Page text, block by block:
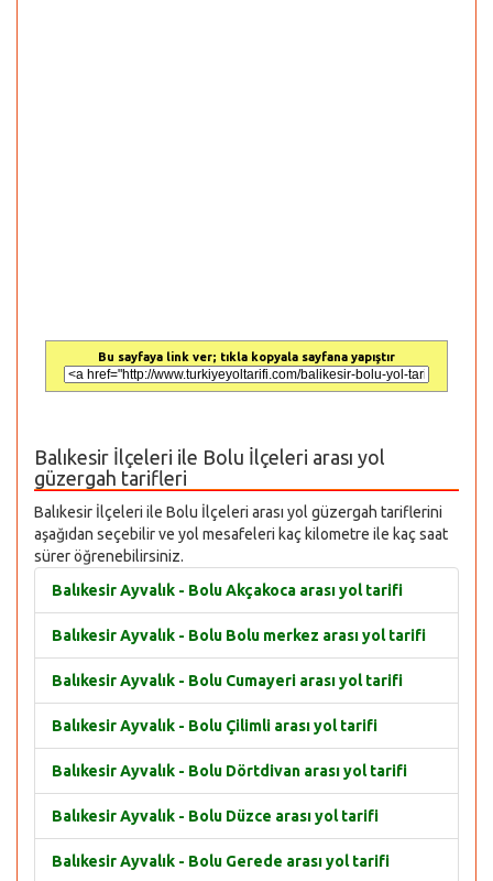
Bu sayfaya link ver; tıkla kopyala sayfana yapıştır
Balıkesir İlçeleri ile Bolu İlçeleri arası yol
güzergah tarifleri
Balıkesir İlçeleri ile Bolu İlçeleri arası yol güzergah tariflerini
aşağıdan seçebilir ve yol mesafeleri kaç kilometre ile kaç saat
sürer öğrenebilirsiniz.
Balıkesir Ayvalık - Bolu Akçakoca arası yol tarifi
Balıkesir Ayvalık - Bolu Bolu merkez arası yol tarifi
Balıkesir Ayvalık - Bolu Cumayeri arası yol tarifi
Balıkesir Ayvalık - Bolu Çilimli arası yol tarifi
Balıkesir Ayvalık - Bolu Dörtdivan arası yol tarifi
Balıkesir Ayvalık - Bolu Düzce arası yol tarifi
Balıkesir Ayvalık - Bolu Gerede arası yol tarifi